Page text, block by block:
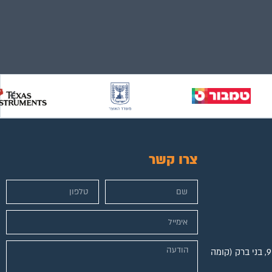
מגדל הכשרת היישוב, ז'בוטינסקי 9, בני ברק (קומה
צרו קשר